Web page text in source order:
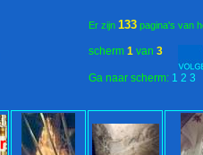
Er zijn 133 pagina's van
scherm 1 van 3
Ga naar scherm: 1 2 3